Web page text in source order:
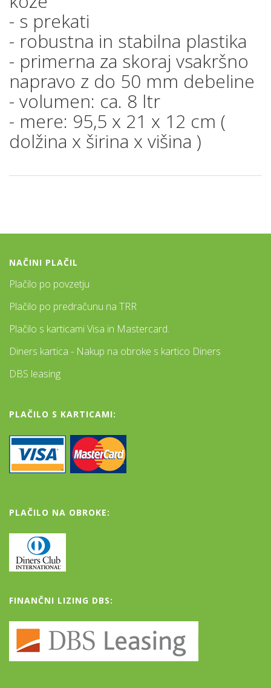
- s prekati
- robustna in stabilna plastika
- primerna za skoraj vsakršno
napravo z do 50 mm debeline
- volumen: ca. 8 ltr
- mere: 95,5 x 21 x 12 cm (
dolžina x širina x višina )
NAČINI PLAČIL
Plačilo po povzetju
Plačilo po predračunu na TRR
Plačilo s karticami Visa in Mastercard.
Diners kartica - Nakup na obroke s kartico Diners
DBS leasing
PLAČILO S KARTICAMI:
PLAČILO NA OBROKE:
FINANČNI LIZING DBS: